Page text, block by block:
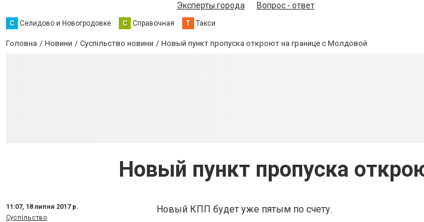
Эксперты города
Вопрос - ответ
С Селидово и Новогродовке С Справочная Т Такси
Головна Новини Суспільство новини Новый пункт пропуска откроют на границе с Молдовой
Новый пункт пропуска
11:07, 18 липня 2017 р.
Суспільство
Новый КПП будет уже пятым по счету.